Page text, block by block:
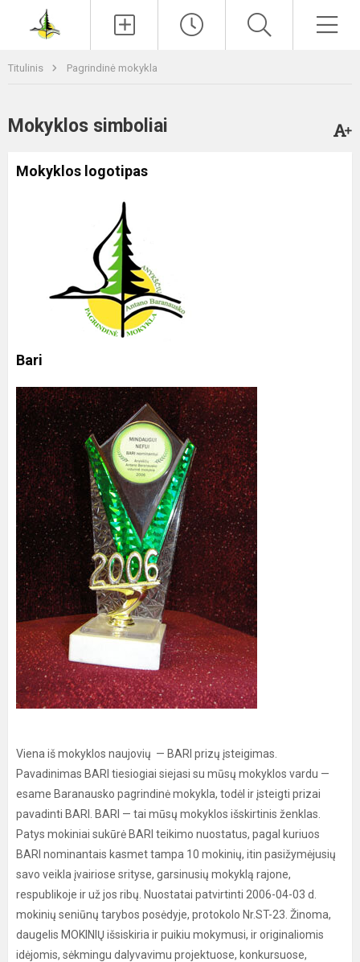
Titulinis Pagrindinė mokykla
Mokyklos simboliai
Mokyklos logotipas
Bari
Viena iš mokyklos naujovių — BARI prizų įsteigimas.
Pavadinimas BARI tiesiogiai siejasi su mūsų mokyklos vardu —
esame Baranausko pagrindinė mokykla, todėl ir įsteigti prizai
pavadinti BARI. BARI — tai mūsų mokyklos išskirtinis ženklas.
Patys mokiniai sukūrė BARI teikimo nuostatus, pagal kuriuos
BARI nominantais kasmet tampa 10 mokinių, itin pasižymėjusių
savo veikla įvairiose srityse, garsinusių mokyklą rajone,
respublikoje ir už jos ribų. Nuostatai patvirtinti 2006-04-03 d.
mokinių seniūnų tarybos posėdyje, protokolo Nr.ST-23. Žinoma,
daugelis MOKINIŲ išsiskiria ir puikiu mokymusi, ir originaliomis
idėjomis, sėkmingu dalyvavimu projektuose, konkursuose,